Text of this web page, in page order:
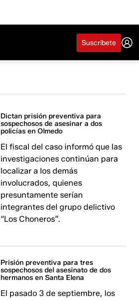
Suscríbete
Dictan prisión preventiva para
sospechosos de asesinar a dos
policías en Olmedo
El fiscal del caso informó que las
investigaciones continúan para
localizar a los demás
involucrados, quienes
presuntamente serían
integrantes del grupo delictivo
“Los Choneros”.​​​​​​
Prisión preventiva para tres
sospechosos del asesinato de dos
hermanos en Santa Elena
El pasado 3 de septiembre, los